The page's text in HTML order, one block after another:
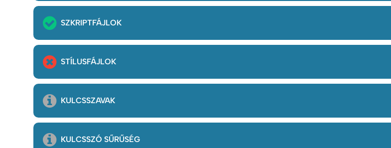
SZKRIPTFÁJLOK
STÍLUSFÁJLOK
KULCSSZAVAK
KULCSSZÓ SŰRŰSÉG